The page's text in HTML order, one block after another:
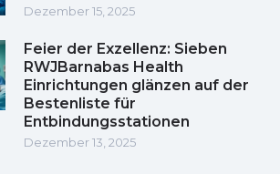
Dezember 15, 2025
Feier der Exzellenz: Sieben
RWJBarnabas Health
Einrichtungen glänzen auf der
Bestenliste für
Entbindungsstationen
Dezember 13, 2025